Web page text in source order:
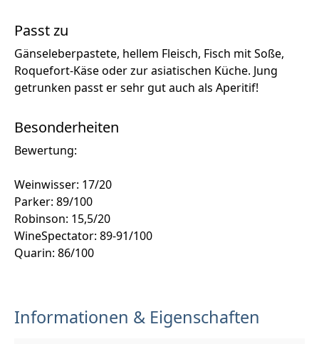
Passt zu
Gänseleberpastete, hellem Fleisch, Fisch mit Soße,
Roquefort-Käse oder zur asiatischen Küche. Jung
getrunken passt er sehr gut auch als Aperitif!
Besonderheiten
Bewertung:
Weinwisser: 17/20
Parker: 89/100
Robinson: 15,5/20
WineSpectator: 89-91/100
Quarin: 86/100
Informationen & Eigenschaften